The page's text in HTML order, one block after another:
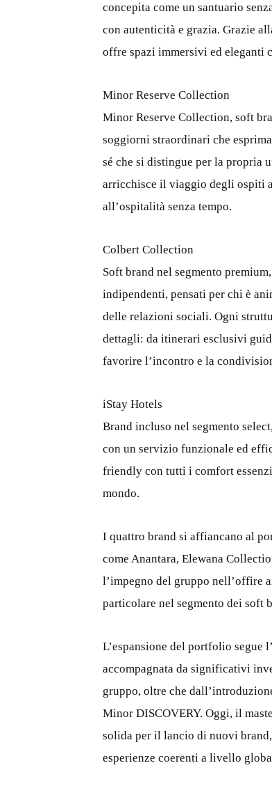
concepita come un santuario
con autenticità e grazia. Grazie
offre spazi immersivi ed eleganti
Minor Reserve Collection
Minor Reserve Collection, soft
soggiorni straordinari che
sé che si distingue per la propria
arricchisce il viaggio degli ospiti
all’ospitalità senza tempo.
Colbert Collection
Soft brand nel segmento
indipendenti, pensati per chi è
delle relazioni sociali. Ogni
dettagli: da itinerari esclusivi
favorire l’incontro e la
iStay Hotels
Brand incluso nel segmento
con un servizio funzionale ed
friendly con tutti i comfort
mondo.
I quattro brand si affiancano al
come Anantara, Elewana
l’impegno del gruppo nell’offire
particolare nel segmento dei soft
L’espansione del portfolio segue
accompagnata da significativi
gruppo, oltre che
Minor DISCOVERY. Oggi, il
solida per il lancio di nuovi
esperienze coerenti a livello